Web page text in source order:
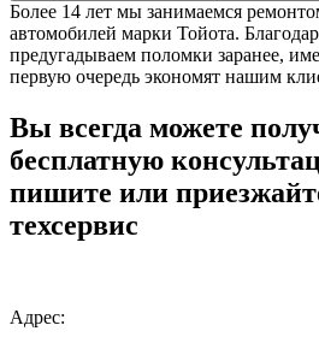
Более 14 лет мы занимаемся
автомобилей марки Тойота.
предугадываем поломки заранее,
первую очередь экономят нашим
Вы всегда можете
бесплатную
пишите или
техсервис
Адрес: